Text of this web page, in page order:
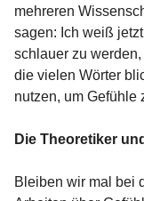
mehreren
sagen: Ich weiß
schlauer zu
die vielen Wörter
nutzen, um Gefühle
Die Theoretiker
Bleiben wir mal bei